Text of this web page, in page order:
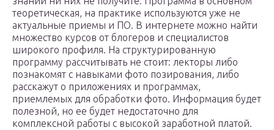
теоретическая, на практике используются уже не
актуальные приемы и ПО. В интернете можно найти
множество курсов от блогеров и специалистов
широкого профиля. На структурированную
программу рассчитывать не стоит: лекторы либо
познакомят с навыками фото позирования, либо
расскажут о приложениях и программах,
приемлемых для обработки фото. Информация будет
полезной, но ее будет недостаточно для
комплексной работы с высокой заработной платой.